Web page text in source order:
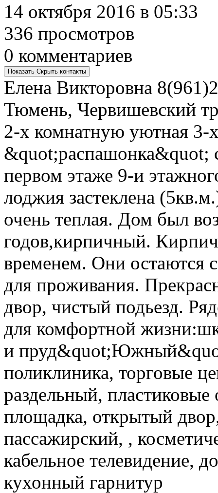
14 октября 2016 в 05:33
336 просмотров
0 комментариев
Показать Скрыть контакты
Елена Викторовна
Тюмень, Червишевский
2-х комнатную уютная 3-
первом этаже 9-и
лоджия застеклена
очень теплая. Дом был
годов,кирпичный.
временем. Они остаются
для проживания.
двор, чистый подьезд.
для комфортной
и
поликлиника, торговые
раздельный, пластиковые
площадка, открытый
пассажирский, ,
кабельное телевидение,
кухонный гарнитур